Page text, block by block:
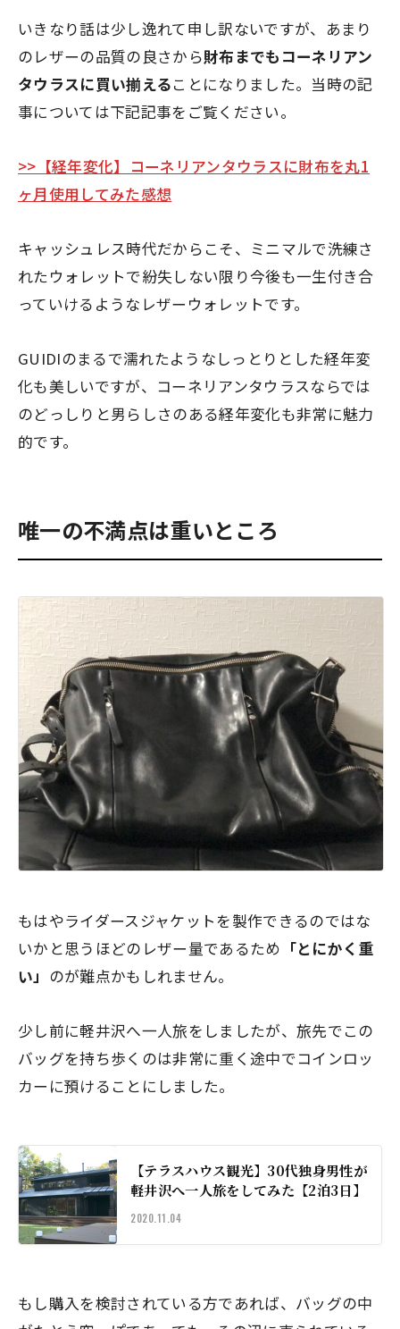
いきなり話は少し逸れて申し訳ないですが、あまり
のレザーの品質の良さから財布までもコーネリアン
タウラスに買い揃えることになりました。当時の記
事については下記記事をご覧ください。
>>【経年変化】コーネリアンタウラスに財布を丸1
ヶ月使用してみた感想
キャッシュレス時代だからこそ、ミニマルで洗練さ
れたウォレットで紛失しない限り今後も一生付き合
っていける ようなレザーウォレットです。
GUIDIのまるで濡れたようなしっとりとした経年変
化も美しいですが、コーネリアンタウラスならでは
のどっしりと男らしさのある経年変化も非常に魅力
的です。
唯一の不満点は重いところ
もはやライダースジャケットを製作できるのではな
いかと思うほどのレザー量であるため 「とにかく重
い」 のが難点かもしれません。
少し前に軽井沢へ一人旅をしましたが、旅先でこの
バッグを持ち歩くのは非常に重く途中でコインロッ
カーに預けることにしました。
【テラスハウス観光】30代独身男性が
軽井沢へ一人旅をしてみた【2泊3日】
2020.11.04
もし購入を検討されている方であれば、バッグの中